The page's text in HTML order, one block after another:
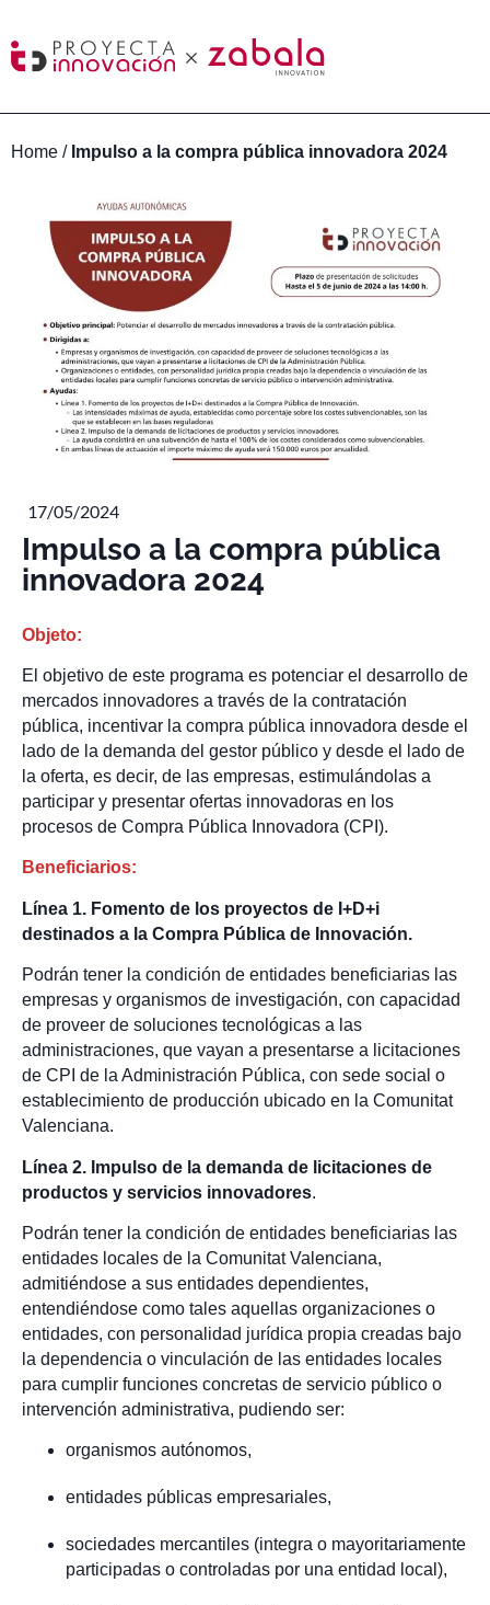
Home / Impulso a la compra pública innovadora 2024
17/05/2024
Impulso a la compra pública
innovadora 2024
Objeto:
El objetivo de este programa es potenciar el desarrollo de
mercados innovadores a través de la contratación
pública, incentivar la compra pública innovadora desde el
lado de la demanda del gestor público y desde el lado de
la oferta, es decir, de las empresas, estimulándolas a
participar y presentar ofertas innovadoras en los
procesos de Compra Pública Innovadora (CPI).
Beneficiarios:
Línea 1. Fomento de los proyectos de I+D+i
destinados a la Compra Pública de Innovación.
Podrán tener la condición de entidades beneficiarias las
empresas y organismos de investigación, con capacidad
de proveer de soluciones tecnológicas a las
administraciones, que vayan a presentarse a licitaciones
de CPI de la Administración Pública, con sede social o
establecimiento de producción ubicado en la Comunitat
Valenciana.
Línea 2. Impulso de la demanda de licitaciones de
productos y servicios innovadores.
Podrán tener la condición de entidades beneficiarias las
entidades locales de la Comunitat Valenciana,
admitiéndose a sus entidades dependientes,
entendiéndose como tales aquellas organizaciones o
entidades, con personalidad jurídica propia creadas bajo
la dependencia o vinculación de las entidades locales
para cumplir funciones concretas de servicio público o
intervención administrativa, pudiendo ser:
organismos autónomos,
entidades públicas empresariales,
sociedades mercantiles (integra o mayoritariamente
participadas o controladas por una entidad local),